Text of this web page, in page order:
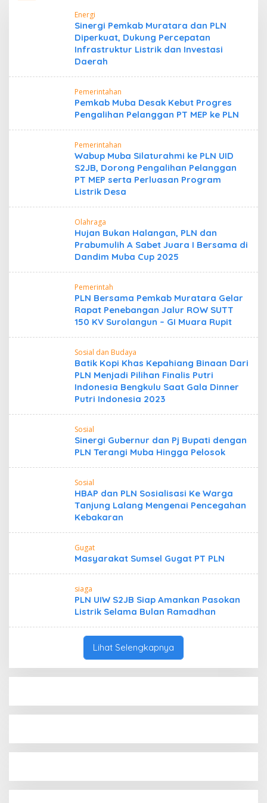
Energi
Sinergi Pemkab Muratara dan PLN
Diperkuat, Dukung Percepatan
Infrastruktur Listrik dan Investasi
Daerah
Pemerintahan
Pemkab Muba Desak Kebut Progres
Pengalihan Pelanggan PT MEP ke PLN
Pemerintahan
Wabup Muba Silaturahmi ke PLN UID
S2JB, Dorong Pengalihan Pelanggan
PT MEP serta Perluasan Program
Listrik Desa
Olahraga
Hujan Bukan Halangan, PLN dan
Prabumulih A Sabet Juara I Bersama di
Dandim Muba Cup 2025
Pemerintah
PLN Bersama Pemkab Muratara Gelar
Rapat Penebangan Jalur ROW SUTT
150 KV Surolangun – GI Muara Rupit
Sosial dan Budaya
Batik Kopi Khas Kepahiang Binaan Dari
PLN Menjadi Pilihan Finalis Putri
Indonesia Bengkulu Saat Gala Dinner
Putri Indonesia 2023
Sosial
Sinergi Gubernur dan Pj Bupati dengan
PLN Terangi Muba Hingga Pelosok
Sosial
HBAP dan PLN Sosialisasi Ke Warga
Tanjung Lalang Mengenai Pencegahan
Kebakaran
Gugat
Masyarakat Sumsel Gugat PT PLN
siaga
PLN UIW S2JB Siap Amankan Pasokan
Listrik Selama Bulan Ramadhan
Lihat Selengkapnya